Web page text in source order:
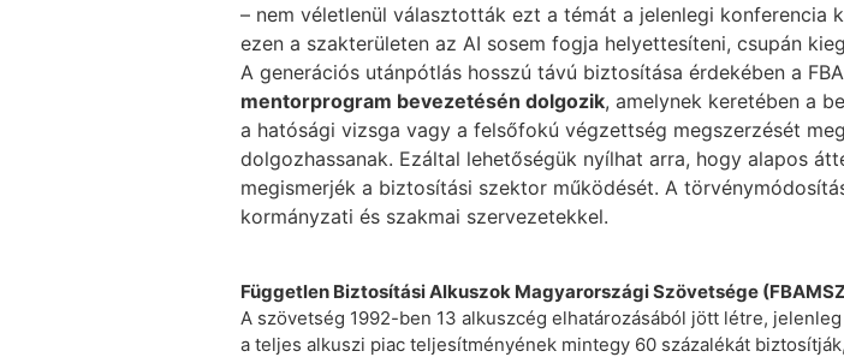
– nem véletlenül választották ezt a témát a jelenlegi
ezen a szakterületen az AI sosem fogja helyettesíteni, csupán
A generációs utánpótlás hosszú távú biztosítása érdekében a
mentorprogram bevezetésén dolgozik, amelynek keretében a
a hatósági vizsga vagy a felsőfokú végzettség megszerzését
dolgozhassanak. Ezáltal lehetőségük nyílhat arra, hogy alapos
megismerjék a biztosítási szektor működését. A
kormányzati és szakmai szervezetekkel.
Független Biztosítási Alkuszok Magyarországi Szövetsége
A szövetség 1992-ben 13 alkuszcég elhatározásából jött létre,
a teljes alkuszi piac teljesítményének mintegy 60 százalékát